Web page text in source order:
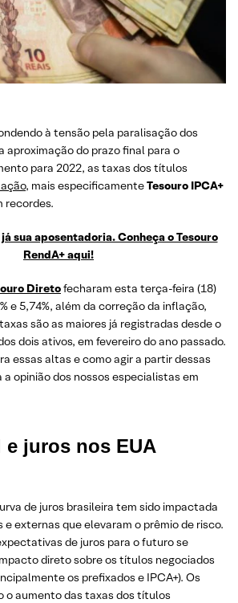
à tensão pela paralisação dos
aproximação do prazo final para o
para 2022, as taxas dos títulos
, mais especificamenteTesouro IPCA+
recordes.
sua aposentadoria. Conheça o Tesouro
RendA+ aqui!
Diretofecharam esta terça-feira (18)
e 5,74%, além da correção da inflação,
são as maiores já registradas desde o
dois ativos, em fevereiro do ano passado.
essas altas e como agir a partir dessas
a opinião dos nossos especialistas em
e juros nos EUA
de juros brasileira tem sido impactada
externas que elevaram o prêmio de risco.
de juros para o futuro se
direto sobre os títulos negociados
os prefixados e IPCA+). Os
o aumento das taxas dos títulos